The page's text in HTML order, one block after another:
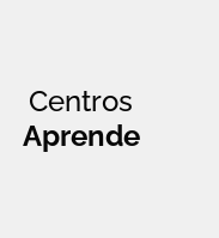
Centros
Aprende